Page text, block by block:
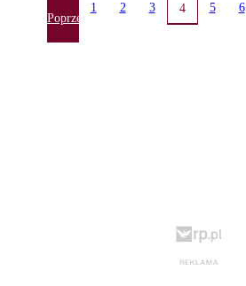
Poprzednia
1 2 3 4 5 6